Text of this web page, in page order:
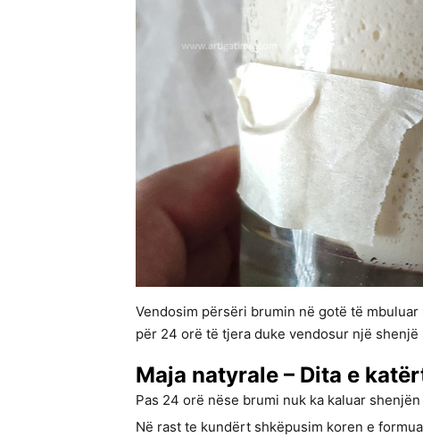
Vendosim përsëri brumin në gotë të
për 24 orë të tjera duke vendosur një
Maja natyrale – Dita e
Pas 24 orë nëse brumi nuk ka kaluar
Në rast te kundërt shkëpusim koren e